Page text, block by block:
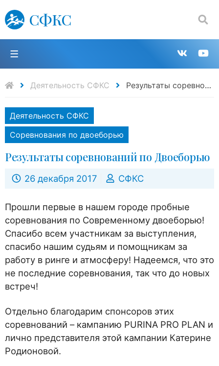
СФКС
Поиск:
в
Деятельность СФКС Результаты соревнований по Двоеборью
Деятельность СФКС
Соревнования по двоеборью
Результаты соревнований по Двоеборью
26 декабря 2017 СФКС
Прошли первые в нашем городе пробные
соревнования по Современному двоеборью!
Спасибо всем участникам за выступления,
спасибо нашим судьям и помощникам за
работу в ринге и атмосферу! Надеемся, что это
не последние соревнования, так что до новых
встреч!
Отдельно благодарим спонсоров этих
соревнований – кампанию PURINA PRO PLAN и
лично представителя этой кампании Катерине
Родионовой.